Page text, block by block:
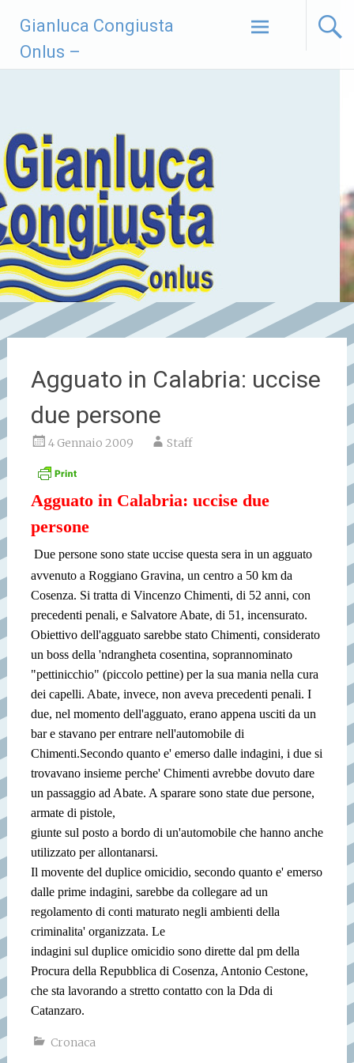
contenuto
Gianluca Congiusta
Onlus –
Agguato in Calabria: uccise
due persone
4 Gennaio 2009 Staff
Agguato in Calabria: uccise due
persone
Due persone sono state uccise questa sera in un agguato
avvenuto a Roggiano Gravina, un centro a 50 km da
Cosenza. Si tratta di Vincenzo Chimenti, di 52 anni, con
precedenti penali, e Salvatore Abate, di 51, incensurato.
Obiettivo dell'agguato sarebbe stato Chimenti, considerato
un boss della 'ndrangheta cosentina, soprannominato
"pettinicchio" (piccolo pettine) per la sua mania nella cura
dei capelli. Abate, invece, non aveva precedenti penali. I
due, nel momento dell'agguato, erano appena usciti da un
bar e stavano per entrare nell'automobile di
Chimenti.Secondo quanto e' emerso dalle indagini, i due si
trovavano insieme perche' Chimenti avrebbe dovuto dare
un passaggio ad Abate. A sparare sono state due persone,
armate di pistole,
giunte sul posto a bordo di un'automobile che hanno anche
utilizzato per allontanarsi.
Il movente del duplice omicidio, secondo quanto e' emerso
dalle prime indagini, sarebbe da collegare ad un
regolamento di conti maturato negli ambienti della
criminalita' organizzata. Le
indagini sul duplice omicidio sono dirette dal pm della
Procura della Repubblica di Cosenza, Antonio Cestone,
che sta lavorando a stretto contatto con la Dda di
Catanzaro.
Cronaca